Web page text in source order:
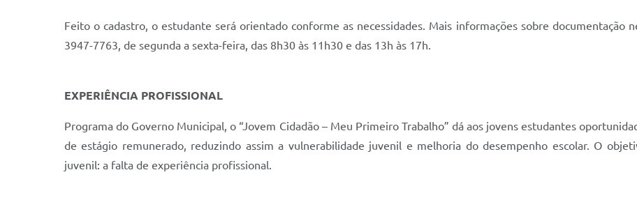
Feito o cadastro, o estudante será orientado conforme as necessidades. Mais informações sobre documentação
3947-7763, de segunda a sexta-feira, das 8h30 às 11h30 e das 13h às 17h.
EXPERIÊNCIA PROFISSIONAL
Programa do Governo Municipal, o “Jovem Cidadão – Meu Primeiro Trabalho” dá aos jovens estudantes
de estágio remunerado, reduzindo assim a vulnerabilidade juvenil e melhoria do desempenho escolar. O
juvenil: a falta de experiência profissional.